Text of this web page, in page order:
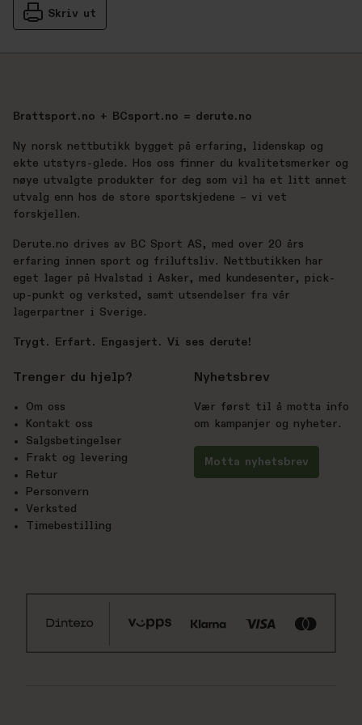
Skriv ut
Brattsport.no + BCsport.no = derute.no
Ny norsk nettbutikk bygget på erfaring, lidenskap og
ekte utstyrs-glede. Hos oss finner du kvalitetsmerker og
nøye utvalgte produkter for deg som vil ha et litt annet
utvalg enn hos de store sportskjedene – vi vet
forskjellen.
Derute.no drives av BC Sport AS, med over 20 års
erfaring innen sport og friluftsliv. Nettbutikken har
eget lager på Hvalstad i Asker, med kundesenter, pick-
up-punkt og verksted, samt utsendelser fra vår
lagerpartner i Sverige.
Trygt. Erfart. Engasjert. Vi ses derute!
Trenger du hjelp?
Om oss
Kontakt oss
Salgsbetingelser
Frakt og levering
Retur
Personvern
Verksted
Timebestilling
Nyhetsbrev
Vær først til å motta info
om kampanjer og nyheter.
Motta nyhetsbrev